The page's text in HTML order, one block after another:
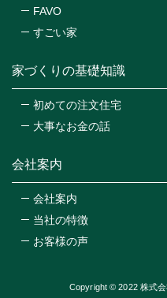
家づくりの基礎知識
初めての注文住宅
大事なお金の話
会社案内
会社案内
当社の特徴
お客様の声
FAVO
すごい家
Copyright © 2022 株式